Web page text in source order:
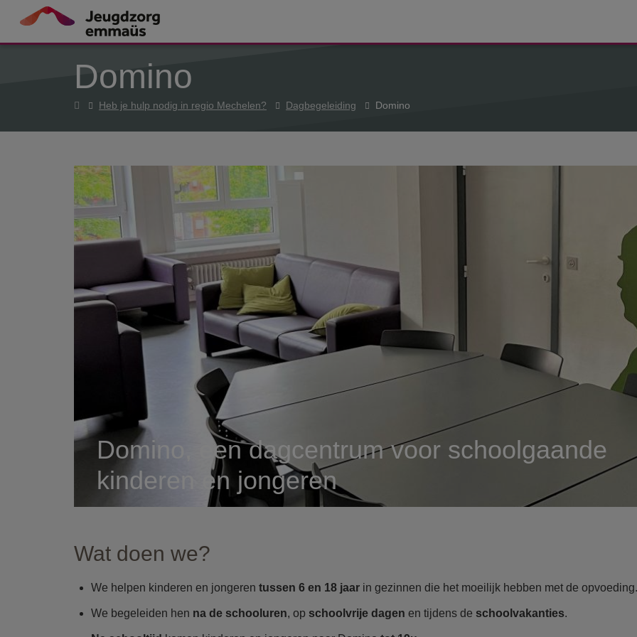
Overslaan en naar de inhoud gaan
Domino
HomeHeb je hulp nodig in regio Mechelen? Dagbegeleiding Domino
Domino, een dagcentrum voor schoolgaande
kinderen en jongeren
Wat doen we?
We helpen kinderen en jongeren tussen 6 en 18 jaar in gezinnen die het moeilijk hebben met de opvoeding.
We begeleiden hen na de schooluren, op schoolvrije dagen en tijdens de schoolvakanties.